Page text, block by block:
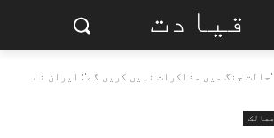
قیادت
'حالت جنگ میں مذاکرات نہیں کریں گے': ایران نے